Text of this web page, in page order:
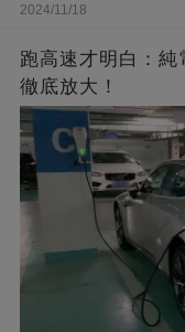
2024/11/18
跑高速才明白：
徹底放大！